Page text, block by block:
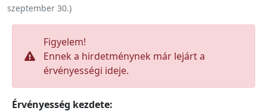
szeptember 30.)
Figyelem!
Ennek a hirdetménynek már lejárt a
érvényességi ideje.
Érvényesség kezdete: